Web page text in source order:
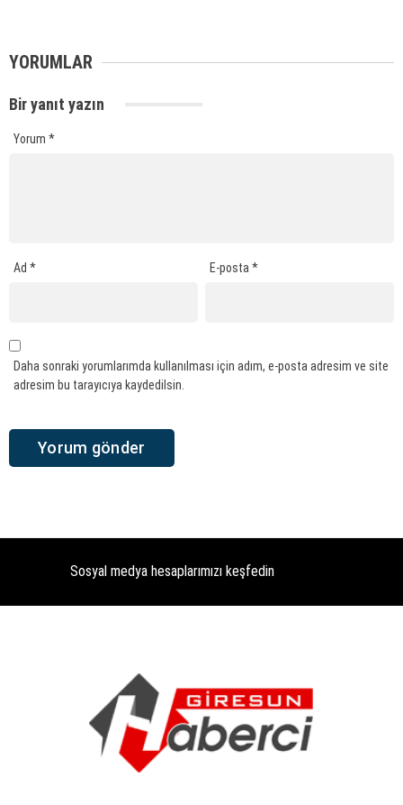
YORUMLAR
Bir yanıt yazın
Yorum *
Ad * E-posta*
Daha sonraki yorumlarımda kullanılması için adım, e-posta adresim ve site
adresim bu tarayıcıya kaydedilsin.
Sosyal medya hesaplarımızı keşfedin